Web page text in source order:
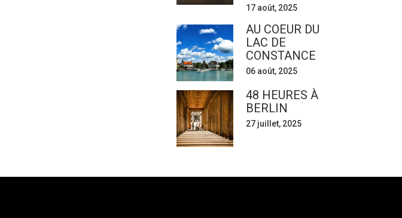
17 août, 2025
AU COEUR DU
LAC DE
CONSTANCE
06 août, 2025
48 HEURES À
BERLIN
27 juillet, 2025